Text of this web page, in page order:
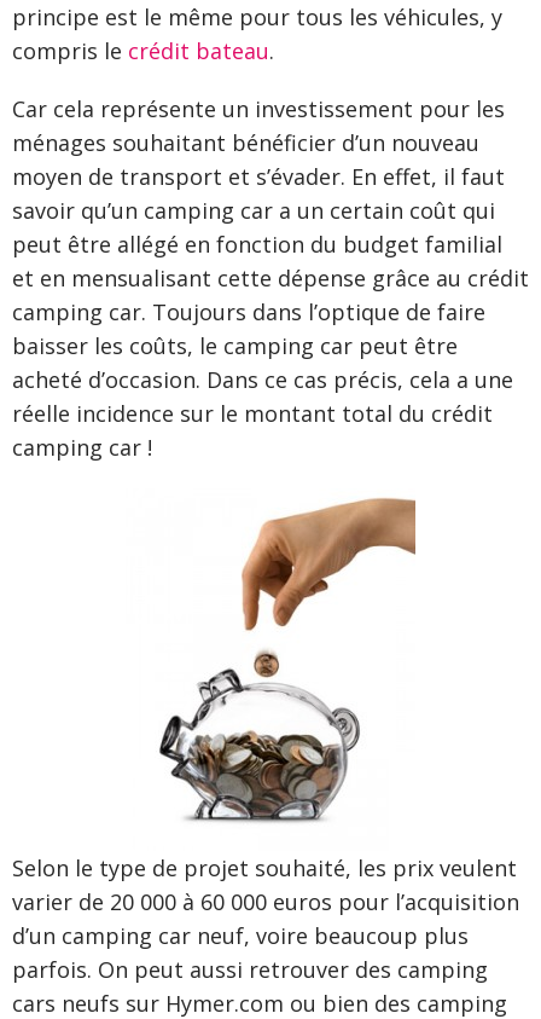
principe est le même pour tous les véhicules, y
compris le crédit bateau.
Car cela représente un investissement pour les
ménages souhaitant bénéficier d’un nouveau
moyen de transport et s’évader. En effet, il faut
savoir qu’un camping car a un certain coût qui
peut être allégé en fonction du budget familial
et en mensualisant cette dépense grâce au crédit
camping car. Toujours dans l’optique de faire
baisser les coûts, le camping car peut être
acheté d’occasion. Dans ce cas précis, cela a une
réelle incidence sur le montant total du crédit
camping car !
Selon le type de projet souhaité, les prix veulent
varier de 20 000 à 60 000 euros pour l’acquisition
d’un camping car neuf, voire beaucoup plus
parfois. On peut aussi retrouver des camping
cars neufs sur Hymer.com ou bien des camping